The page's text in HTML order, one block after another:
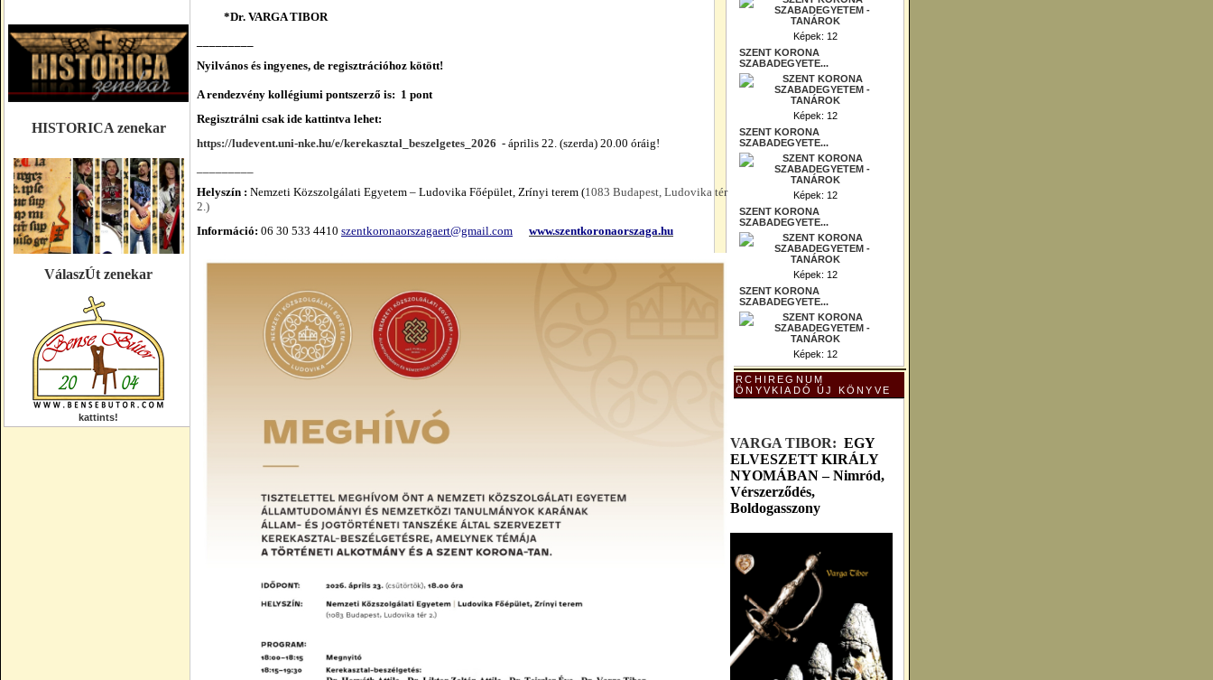
HISTORICA zenekar
VálaszÚt zenekar
kattints!
*Dr. VARGA TIBOR
Nyilvános és ingyenes, de regisztrációhoz kötött!
A rendezvény kollégiumi pontszerző is: 1 pont
Regisztrálni csak ide kattintva lehet:
https://ludevent.uni-nke.hu/e/kerekasztal_beszelgetes_2026 - április 22. (szerda) 20.00 óráig!
Helyszín : Nemzeti Közszolgálati Egyetem – Ludovika Főépület, Zrínyi terem (1083 Budapest, Ludovika tér
2.)
Információ: 06 30 533 4410 szentkoronaorszagaert@gmail.com www.szentkoronaorszaga.hu
Képek: 12
SZENT KORONA
SZABADEGYETE...
Képek: 12
SZENT KORONA
SZABADEGYETE...
Képek: 12
SZENT KORONA
SZABADEGYETE...
Képek: 12
SZENT KORONA
SZABADEGYETE...
Képek: 12
ARCHIREGNUM
KÖNYVKIADÓ ÚJ KÖNYVE
VARGA TIBOR: EGY
ELVESZETT KIRÁLY
NYOMÁBAN – Nimród,
Vérszerződés,
Boldogasszony